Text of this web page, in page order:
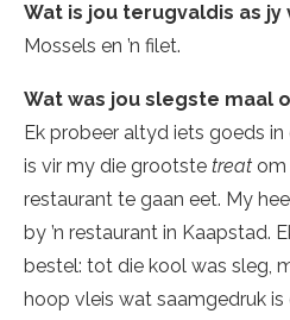
Wat is jou terugvaldis as
Mossels en ’n filet.
Wat was jou slegste maal
Ek probeer altyd iets goeds
is vir my die grootste treat om
restaurant te gaan eet. My
by ’n restaurant in Kaapstad.
bestel: tot die kool was sleg,
hoop vleis wat saamgedruk is